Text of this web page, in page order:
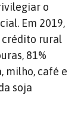
o
Em 2019,
crédito rural
81%
milho, café e
soja